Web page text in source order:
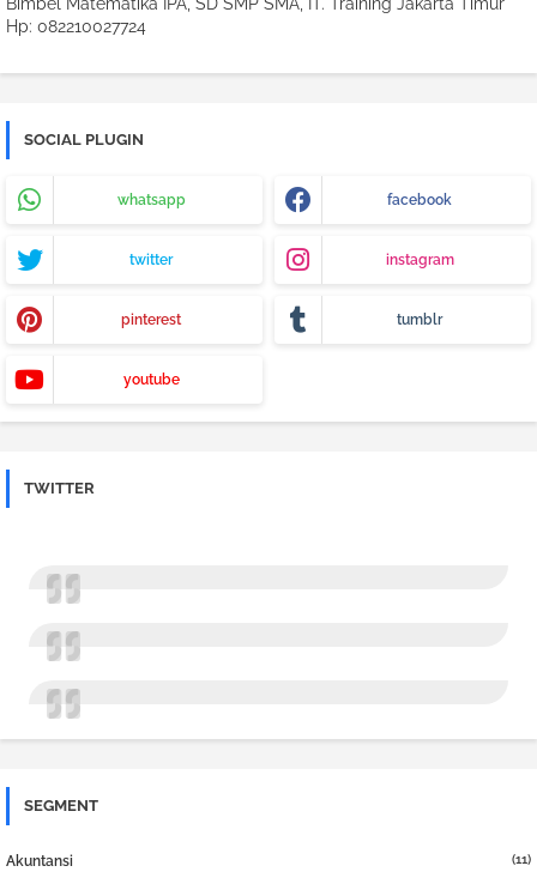
Hp: 082210027724
SOCIAL PLUGIN
whatsapp facebook
twitter instagram
pinterest tumblr
youtube
TWITTER
SEGMENT
Akuntansi (11)